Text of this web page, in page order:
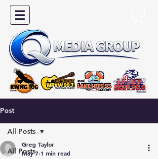
Post
All Posts
All Posts
Greg Taylor
May 7 1 min read